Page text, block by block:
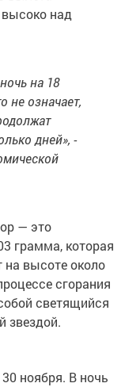
над
на 18
не означает,
дней», -
— это
грамма, которая
на высоте около
сгорания
светящийся
звездой.
ноября. В ночь